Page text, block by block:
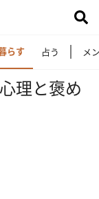
らす 占う メ
理と褒め